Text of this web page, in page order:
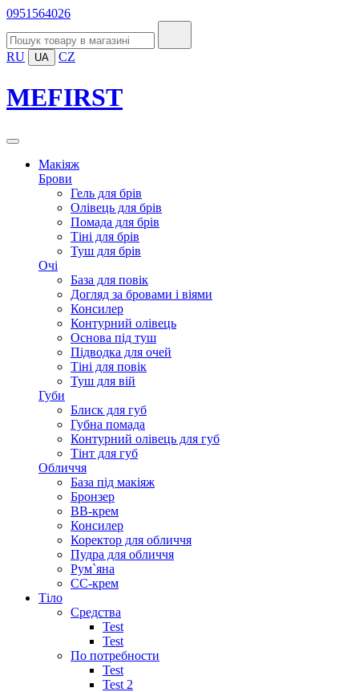
0951564026
RU UA CZ
MEFIRST
Макіяж
Брови
Гель для брів
Олівець для брів
Помада для брів
Тіні для брів
Туш для брів
Очі
База для повік
Догляд за бровами і віями
Консилер
Контурний олівець
Основа під туш
Підводка для очей
Тіні для повік
Туш для вій
Губи
Блиск для губ
Губна помада
Контурний олівець для губ
Тінт для губ
Обличчя
База під макіяж
Бронзер
ВВ-крем
Консилер
Коректор для обличчя
Пудра для обличчя
Рум`яна
СС-крем
Тіло
Средства
Test
Test
По потребности
Test
Test 2